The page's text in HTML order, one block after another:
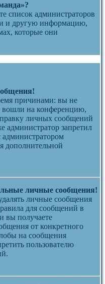
список администраторов
и другую информацию,
которые они
причинами: вы не
вошли на конференцию,
личных сообщений
администратор запретил
администратором
дополнительной
личные сообщения!
личные сообщения
для сообщений в
вы получаете
от конкретного
на сообщения
пользователю